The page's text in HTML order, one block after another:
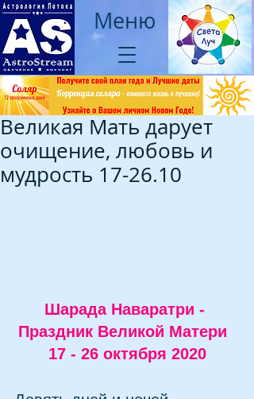
Меню
Великая Мать дарует
очищение, любовь и
мудрость 17-26.10
Шарада Наваратри -
Праздник Великой Матери
17 - 26 октября 2020